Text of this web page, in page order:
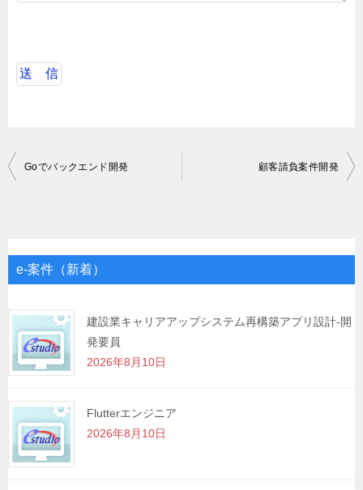
投
ゲ
シ
ョ
ン
Goでバックエンド開発 顧客請負案件開発
e-案件（新着）
建設業キャリアアップシステム再構築アプリ設計-開
発要員
2026年8月10日
Flutterエンジニア
2026年8月10日